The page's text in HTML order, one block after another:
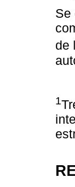
Se
de
1